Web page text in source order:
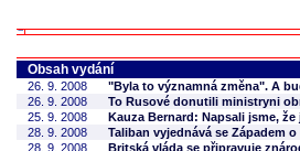
Obsah vydání
26. 9. 2008
"Byla to významná změna". A
26. 9. 2008
To Rusové donutili ministryni
25. 9. 2008
Kauza Bernard: Napsali jsme,
28. 9. 2008
Taliban vyjednává se Západem
28. 9. 2008
Britská vláda se připravuje